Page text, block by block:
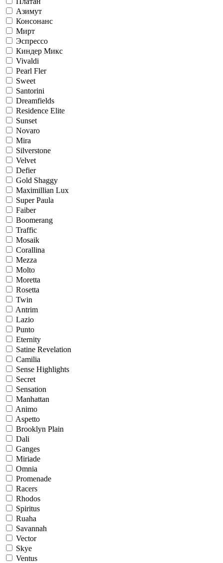
Азимут
Консонанс
Мирт
Эспрессо
Киндер Микс
Vivaldi
Pearl Fler
Sweet
Santorini
Dreamfields
Residence Elite
Sunset
Novaro
Mira
Silverstone
Velvet
Defier
Gold Shaggy
Maximillian Lux
Super Paula
Faiber
Boomerang
Traffic
Mosaik
Corallina
Mezza
Molto
Moretta
Rosetta
Twin
Antrim
Lazio
Punto
Eternity
Satine Revelation
Camilia
Sense Highlights
Secret
Sensation
Manhattan
Animo
Aspetto
Brooklyn Plain
Dali
Ganges
Miriade
Omnia
Promenade
Racers
Rhodos
Spiritus
Ruaha
Savannah
Vector
Skye
Ventus